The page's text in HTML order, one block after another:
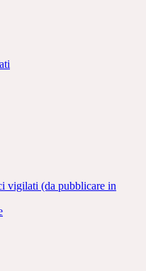
vigilati (da pubblicare in